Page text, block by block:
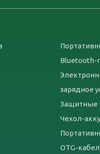
Bluetooth-
зарядное
Защитные
OTG-